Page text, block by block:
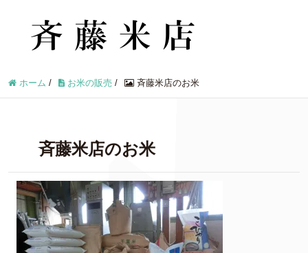
ホーム / お米の販売 / 斉藤米店のお米
斉藤米店のお米